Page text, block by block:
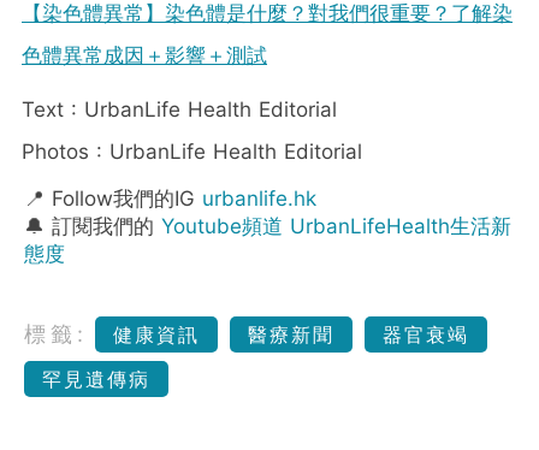
【染色體異常】染色體是什麼？對我們很重要？了解染
色體異常成因＋影響＋測試
Text : UrbanLife Health Editorial
Photos : UrbanLife Health Editorial
📍 Follow我們的IG urbanlife.hk
🔔 訂閱我們的 Youtube頻道 UrbanLifeHealth生活新
態度
標籤: 健康資訊 醫療新聞
器官衰竭
罕見遺傳病